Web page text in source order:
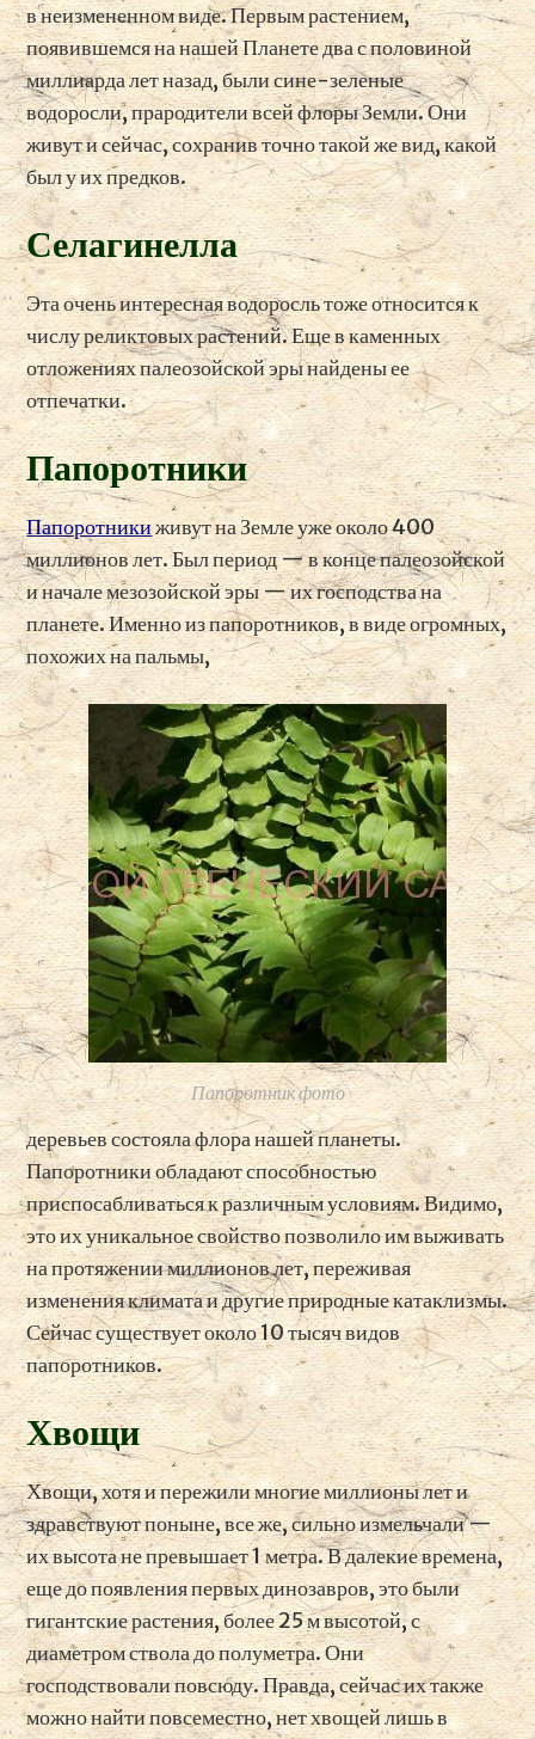
в неизмененном виде.Первым растением,
появившемся на нашей Планете два с половиной
миллиарда лет назад, были сине-зеленые
водоросли, прародители всей флоры Земли. Они
живут и сейчас, сохранив точно такой же вид, какой
был у их предков.
Селагинелла
Эта очень интересная водоросль тоже относится к
числу реликтовых растений. Еще в каменных
отложениях палеозойской эры найдены ее
отпечатки.
Папоротники
Папоротникиживут на Земле уже около 400
миллионов лет. Был период — в конце палеозойской
и начале мезозойской эры — их господства на
планете. Именно из папоротников, в виде огромных,
похожих на пальмы,
Папоротник фото
деревьев состояла флора нашей планеты.
Папоротники обладают способностью
приспосабливаться к различным условиям. Видимо,
это их уникальное свойство позволило им выживать
на протяжении миллионов лет, переживая
изменения климата и другие природные катаклизмы.
Сейчас существует около 10 тысяч видов
папоротников.
Хвощи
Хвощи, хотя и пережили многие миллионы лет и
здравствуют поныне, все же, сильно измельчали —
их высота не превышает 1 метра. В далекие времена,
еще до появления первых динозавров, это были
гигантские растения, более 25 м высотой, с
диаметром ствола до полуметра. Они
господствовали повсюду. Правда, сейчас их также
можно найти повсеместно, нет хвощей лишь в